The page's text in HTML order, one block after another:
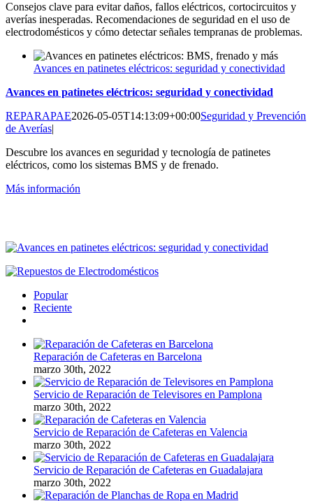
Consejos clave para evitar daños, fallos eléctricos, cortocircuitos y
averías inesperadas. Recomendaciones de seguridad en el uso de
electrodomésticos y cómo detectar señales tempranas de problemas.
Avances en patinetes eléctricos: seguridad y conectividad
Avances en patinetes eléctricos: seguridad y conectividad
REPARAPAE2026-05-05T14:13:09+00:00Seguridad y Prevención
de Averías|
Descubre los avances en seguridad y tecnología de patinetes
eléctricos, como los sistemas BMS y de frenado.
Más información
Popular
Reciente
Reparación de Cafeteras en Barcelona
marzo 30th, 2022
Servicio de Reparación de Televisores en Pamplona
marzo 30th, 2022
Servicio de Reparación de Cafeteras en Valencia
marzo 30th, 2022
Servicio de Reparación de Cafeteras en Guadalajara
marzo 30th, 2022